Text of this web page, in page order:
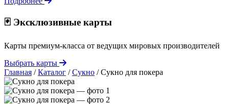
🃏 Эксклюзивные карты
Карты премиум-класса от ведущих мировых производителей
Выбрать карты
Главная / Каталог / Сукно / Сукно для покера